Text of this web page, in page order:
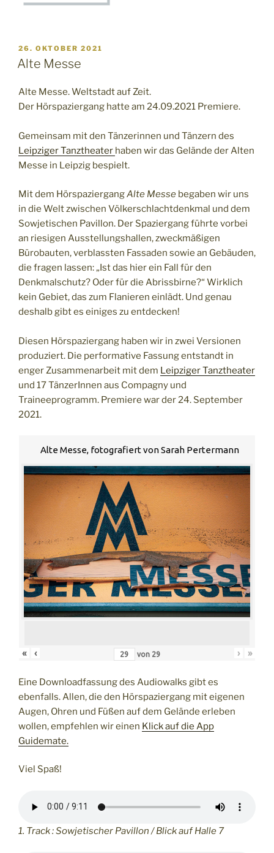
VERÖFFENTLICHT
AM
26. OKTOBER 2021
Alte Messe
Alte Messe. Weltstadt auf Zeit.
Der Hörspaziergang hatte am 24.09.2021 Premiere.
Gemeinsam mit den Tänzerinnen und Tänzern des
Leipziger Tanztheater haben wir das Gelände der Alten
Messe in Leipzig bespielt.
Mit dem HörspaziergangAlte Messe begaben wir uns
in die Welt zwischen Völkerschlachtdenkmal und dem
Sowjetischen Pavillon. Der Spaziergang führte vorbei
an riesigen Ausstellungshallen, zweckmäßigen
Bürobauten, verblassten Fassaden sowie an Gebäuden,
die fragen lassen: „Ist das hier ein Fall für den
Denkmalschutz? Oder für die Abrissbirne?“ Wirklich
kein Gebiet, das zum Flanieren einlädt. Und genau
deshalb gibt es einiges zu entdecken!
Diesen Hörspaziergang haben wir in zwei Versionen
produziert. Die performative Fassung entstandt in
enger Zusammenarbeit mit dem Leipziger Tanztheater
und 17 TänzerInnen aus Compagny und
Traineeprogramm. Premiere war der 24. September
2021.
Alte Messe, fotografiert von Sarah Pertermann
« ‹ von 29 › »
Eine Downloadfassung des Audiowalks gibt es
ebenfalls. Allen, die den Hörspaziergang mit eigenen
Augen, Ohren und Füßen auf dem Gelände erleben
wollen, empfehlen wir einen Klick auf die App
Guidemate.
Viel Spaß!
1. Track : Sowjetischer Pavillon / Blick auf Halle 7